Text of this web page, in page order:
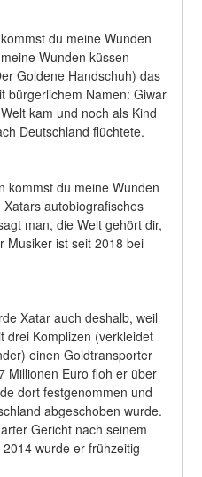
du meine Wunden
Wunden küssen
Goldene Handschuh) das
bürgerlichem Namen: Giwar
kam und noch als Kind
Deutschland flüchtete.
kommst du meine Wunden
autobiografisches
man, die Welt gehört dir,
Musiker ist seit 2018 bei
Xatar auch deshalb, weil
drei Komplizen (verkleidet
einen Goldtransporter
Millionen Euro floh er über
dort festgenommen und
abgeschoben wurde.
Gericht nach seinem
wurde er frühzeitig